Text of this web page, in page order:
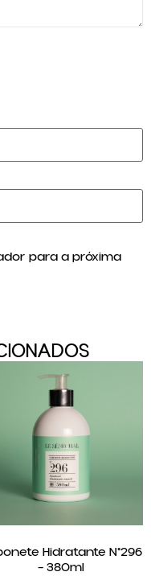
para a próxima
Hidratante N°296
– 380ml